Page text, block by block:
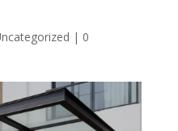
| 0